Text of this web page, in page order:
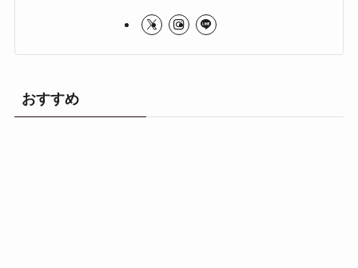
おすすめ